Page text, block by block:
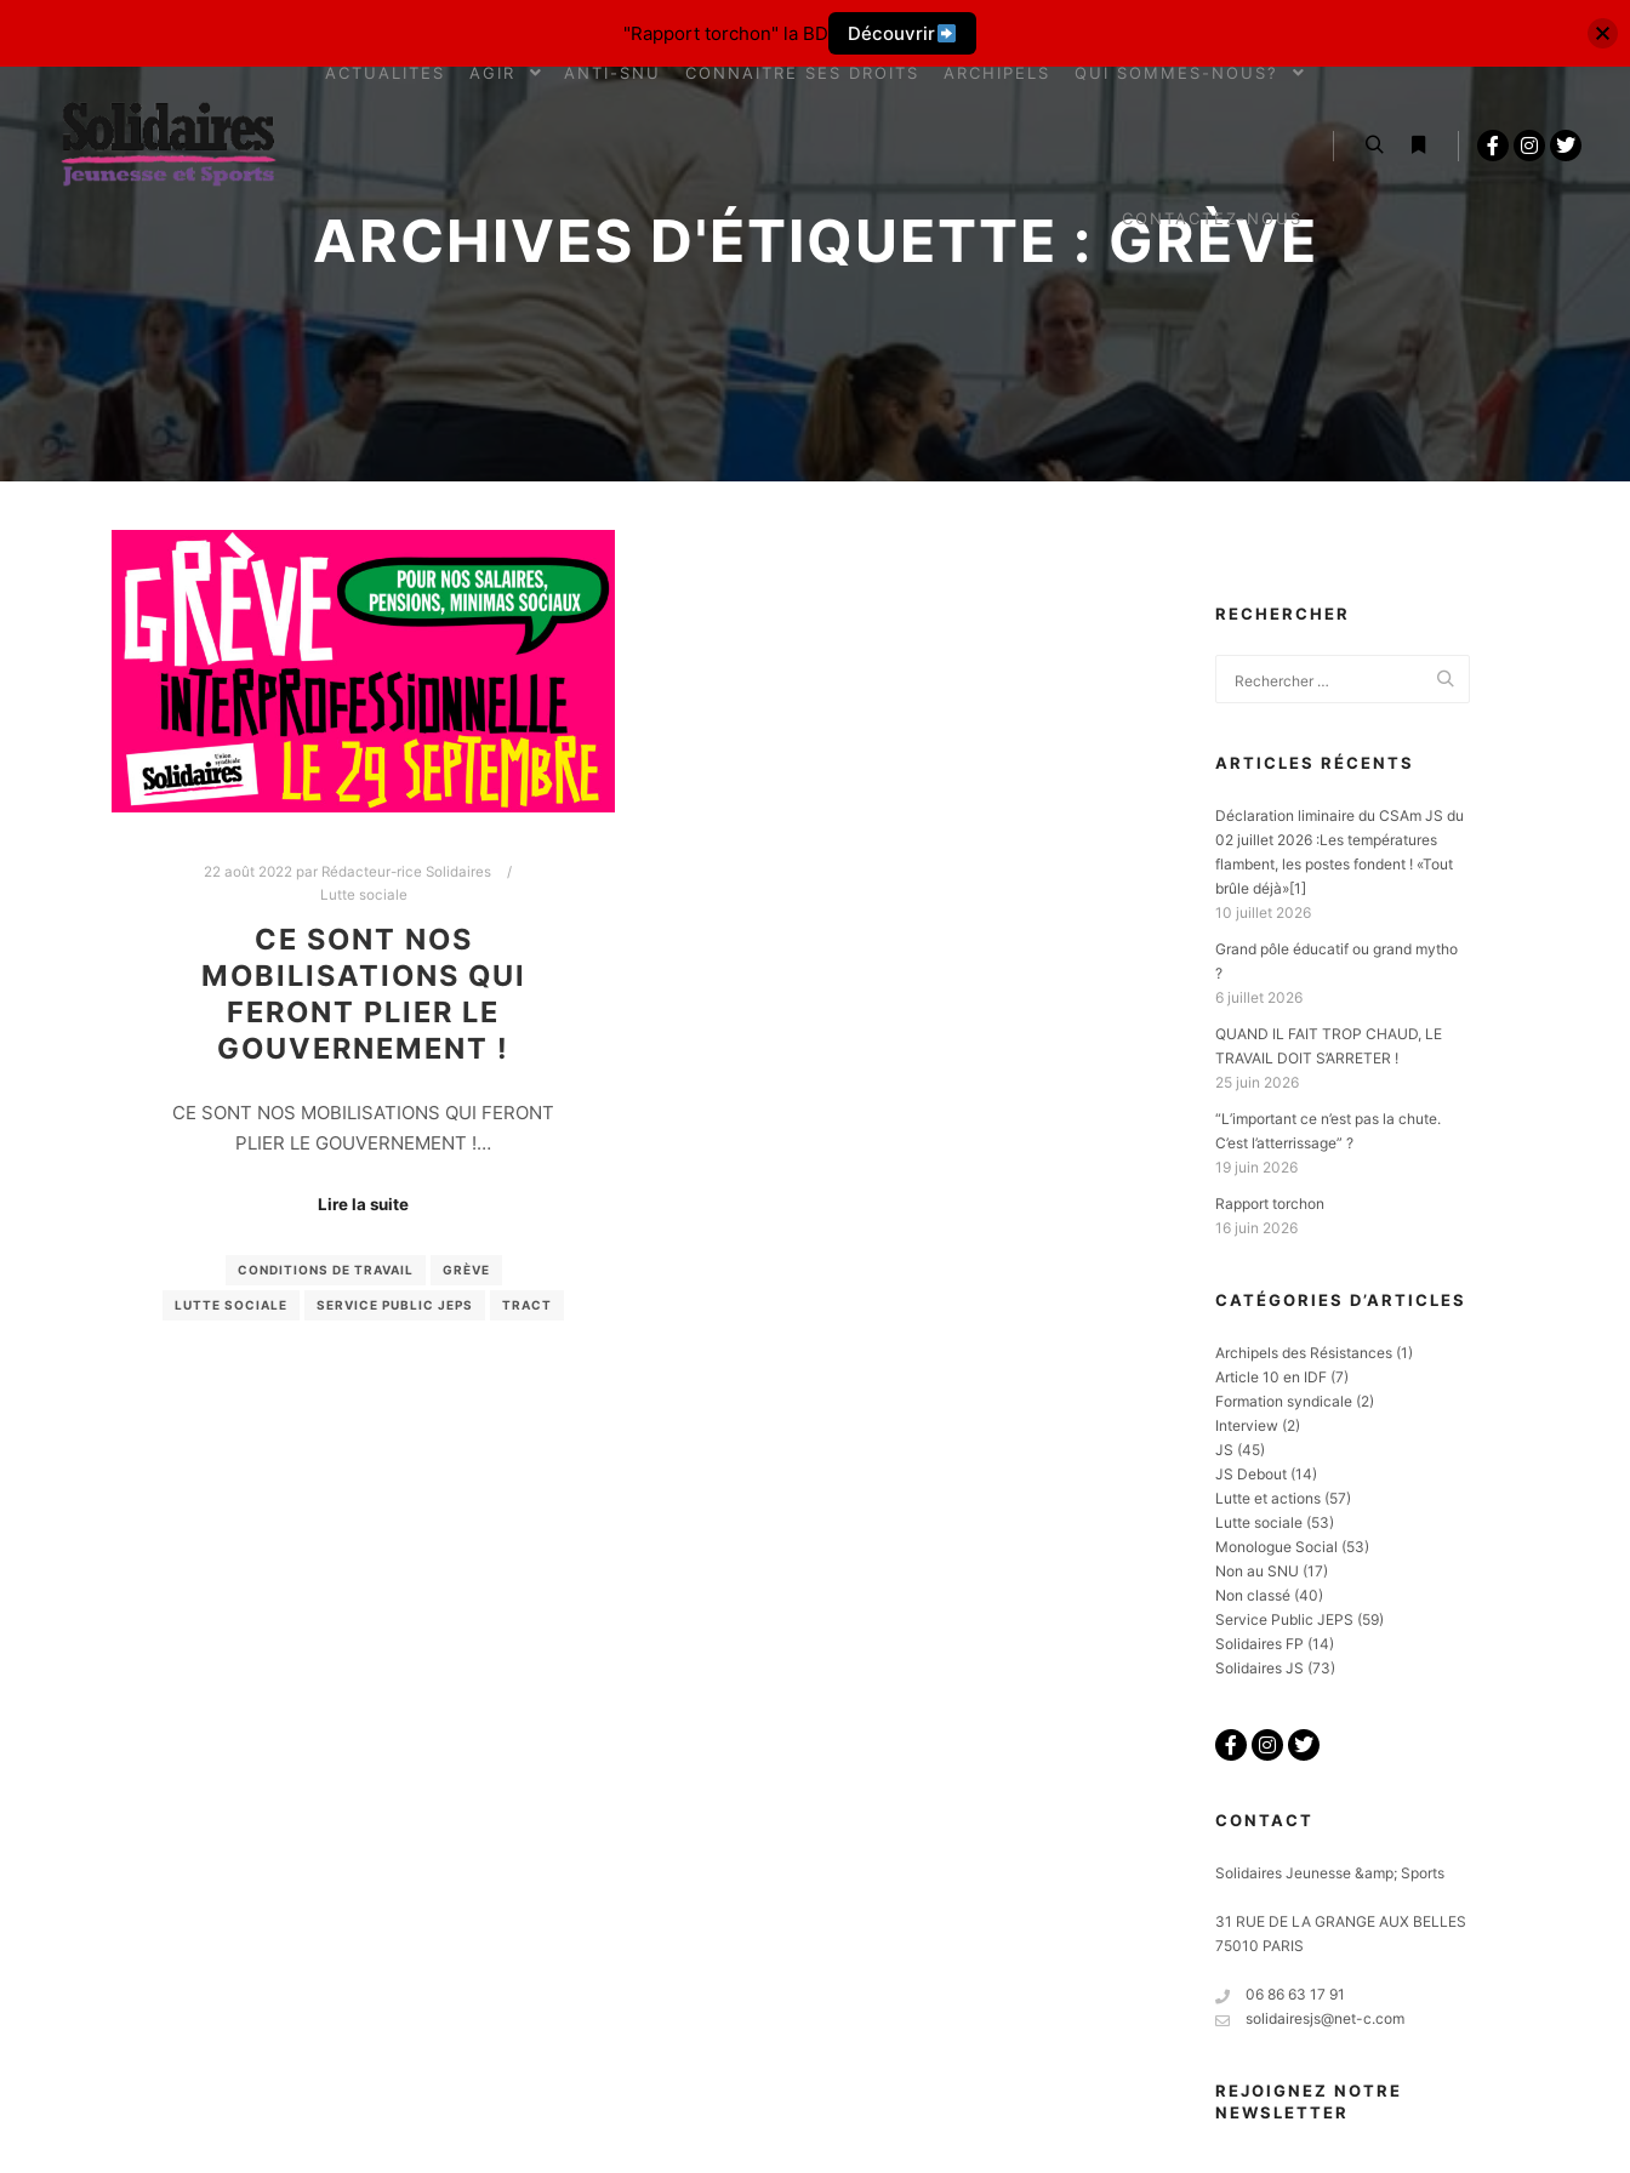
ACTUALITÉS AGIR ANTI-SNU CONNAÎTRE SES DROITS ARCHIPELS QUI SOMMES-NOUS?
CONTACTEZ-NOUS
ARCHIVES D'ÉTIQUETTE : GRÈVE
22 août 2022 par Rédacteur-rice Solidaires
Lutte sociale
CE SONT NOS
MOBILISATIONS QUI
FERONT PLIER LE
GOUVERNEMENT !
CE SONT NOS MOBILISATIONS QUI FERONT
PLIER LE GOUVERNEMENT !…
Lire la suite
CONDITIONS DE TRAVAIL GRÈVE
LUTTE SOCIALE SERVICE PUBLIC JEPS TRACT
RECHERCHER
ARTICLES RÉCENTS
Déclaration liminaire du CSAm JS du
02 juillet 2026 :Les températures
flambent, les postes fondent ! «Tout
brûle déjà»[1]
10 juillet 2026
Grand pôle éducatif ou grand mytho
?
6 juillet 2026
QUAND IL FAIT TROP CHAUD, LE
TRAVAIL DOIT S’ARRETER !
25 juin 2026
“L’important ce n’est pas la chute.
C’est l’atterrissage” ?
19 juin 2026
Rapport torchon
16 juin 2026
CATÉGORIES D’ARTICLES
Archipels des Résistances (1)
Article 10 en IDF (7)
Formation syndicale (2)
Interview (2)
JS (45)
JS Debout (14)
Lutte et actions (57)
Lutte sociale (53)
Monologue Social (53)
Non au SNU (17)
Non classé (40)
Service Public JEPS (59)
Solidaires FP (14)
Solidaires JS (73)
CONTACT
Solidaires Jeunesse &amp; Sports
31 RUE DE LA GRANGE AUX BELLES
75010 PARIS
06 86 63 17 91
solidairesjs@net-c.com
REJOIGNEZ NOTRE
NEWSLETTER
"Rapport torchon" la BD Découvrir